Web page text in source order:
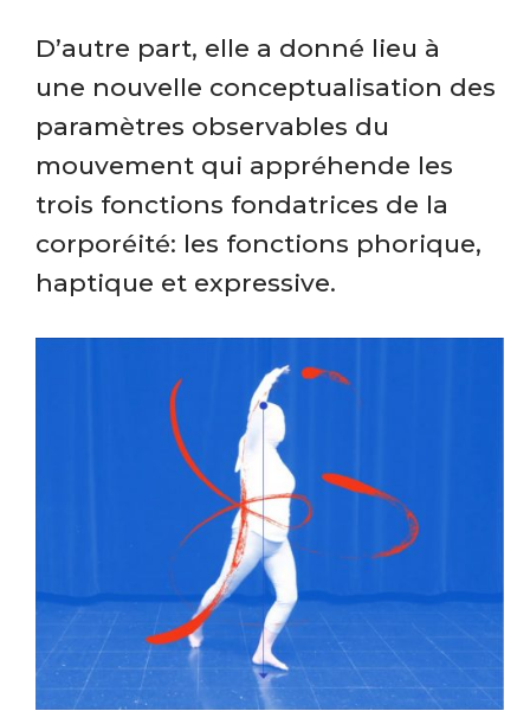
D’autre part, elle a donné lieu à
une nouvelle conceptualisation des
paramètres observables du
mouvement qui appréhende les
trois fonctions fondatrices de la
corporéité: les fonctions phorique,
haptique et expressive.